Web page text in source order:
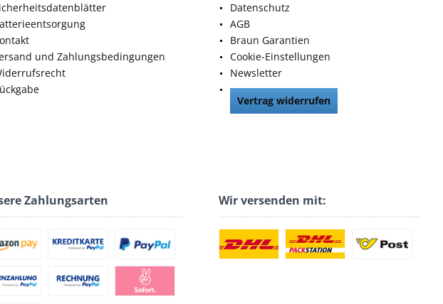
und Zahlungsbedingungen
Datenschutz
AGB
Braun Garantien
Cookie-Einstellungen
Newsletter
Vertrag widerrufen
Zahlungsarten Wir versenden mit: